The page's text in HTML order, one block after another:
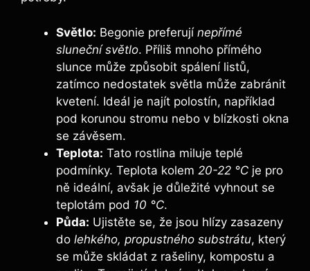
Světlo: Begonie preferují nepřímé
sluneční světlo. Příliš mnoho přímého
slunce může způsobit spálení listů,
zatímco nedostatek světla může zabránit
kvetení. Ideál je najít polostín, například
pod korunou stromu nebo v blízkosti okna
se závěsem.
Teplota: Tato rostlina miluje teplé
podmínky. Teplota kolem 20-22 °C je pro
ně ideální, avšak je důležité vyhnout se
teplotám pod 10 °C.
Půda: Ujistěte se, že jsou hlízy zasazeny
do lehkého, propustného substrátu, který
se může skládat z rašeliny, kompostu a